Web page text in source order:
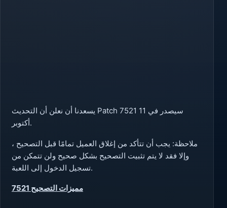
يسعدنا أن نعلن أن التحديث Patch 7521 سيصدر في 11
أكتوبر.
ملاحظة: يجب أن تتأكد من إغلاق العميل تمامًا قبل التصحيح ،
وإلا فقد لا يتم تثبيت التصحيح بشكل صحيح ولن تتمكن من
تسجيل الدخول إلى اللعبة.
مميزات التصحيح 7521